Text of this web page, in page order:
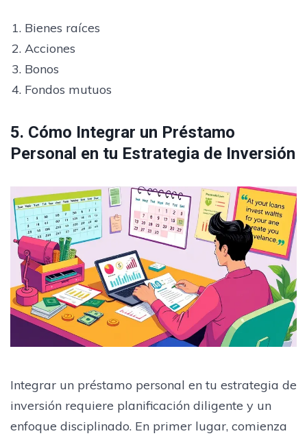
Bienes raíces
Acciones
Bonos
Fondos mutuos
5. Cómo Integrar un Préstamo
Personal en tu Estrategia de Inversión
Integrar un préstamo personal en tu estrategia de
inversión requiere planificación diligente y un
enfoque disciplinado. En primer lugar, comienza